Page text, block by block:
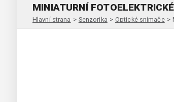
MINIATURNÍ
Hlavní strana > Senzorika > Optické snímače >